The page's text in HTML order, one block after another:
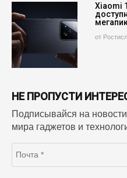
Xiaomi
от
НЕ ПРОПУСТИ
Подписывайся на
мира гаджетов и